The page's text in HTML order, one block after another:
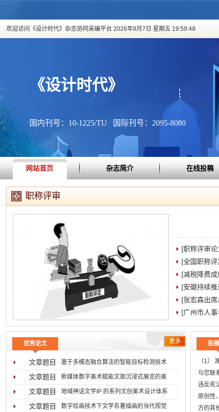
欢迎访问《设计时代》杂志协同采编平台 2026年8月7日 星期五 19:59:49
《设计时代》
国内刊号：10-1225/TU 国际刊号：2095-8080
网站首页 杂志简介 在线投稿
职称评审
[职称评审
[全国职称
[减税降费
[安徽持续
[张宏森出
[广州市人
优秀论文 更多
基于多模态融合算法的智能目标检测技术
文章题目
2026-08-05
新媒体数字美术赋能文旅沉浸式展览的美
文章题目
2026-07-31
地域神话文学IP 的系列文创美术设计体系
文章题目
2026-07-29
数字绘画技术下文学名著插画的当代视觉
文章题目
投
（1）
与您联
违反宪
原创性
方的其